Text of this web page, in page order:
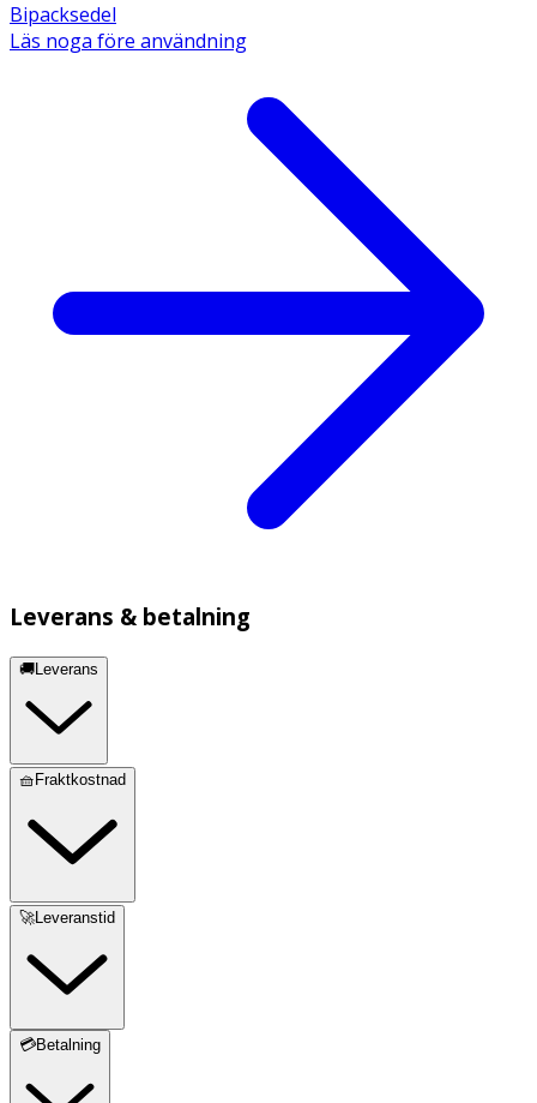
Bipacksedel
Läs noga före användning
Leverans & betalning
🚚Leverans
🧺Fraktkostnad
🚀Leveranstid
💳Betalning